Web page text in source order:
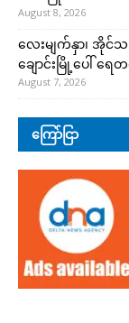
August 8, 2026
လေးမျက်နှာ၊ အိုင်
ချောင်းမြို့ပေါ် ရေ
August 7, 2026
ကြော်ငြာ